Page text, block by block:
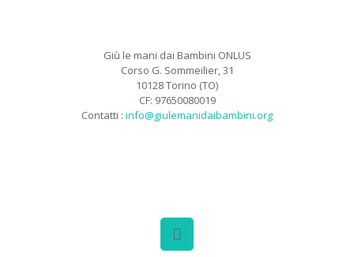
Giù le mani dai Bambini ONLUS
Corso G. Sommeilier, 31
10128 Torino (TO)
CF: 97650080019
Contatti : info@giulemanidaibambini.org